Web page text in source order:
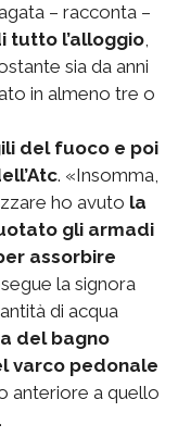
– racconta –
tutto l’alloggio,
sia da anni
in almeno tre o
del fuoco e poi
. «Insomma,
ho avuto la
gli armadi
assorbire
la signora
di acqua
del bagno
varco pedonale
anteriore a quello